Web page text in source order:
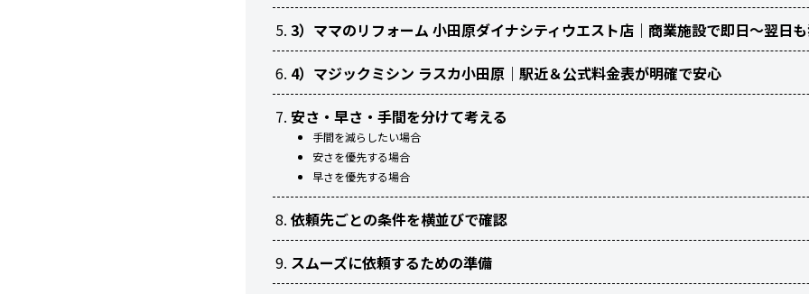
3）ママのリフォーム 小田原ダイナシティウエスト店｜商業施設で即日～翌日
4）マジックミシン ラスカ小田原｜駅近＆公式料金表が明確で安心
安さ・早さ・手間を分けて考える
手間を減らしたい場合
安さを優先する場合
早さを優先する場合
依頼先ごとの条件を横並びで確認
スムーズに依頼するための準備